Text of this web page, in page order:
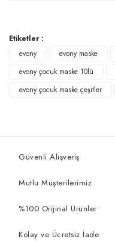
Etiketler :
evony
evony maske
evony çocuk maske 10lü
evony çocuk maske çeşitler
Güvenli Alışveriş
Mutlu Müşterilerimiz
%100 Orijinal Ürünler
Kolay ve Ücretsiz İade